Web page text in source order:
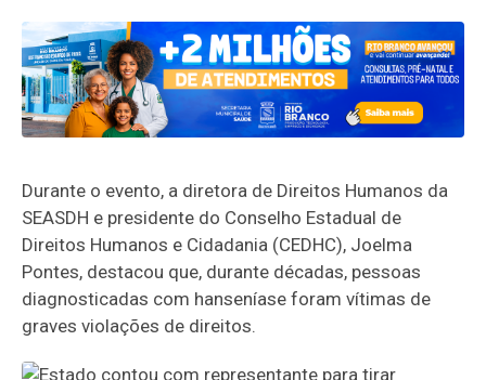
Durante o evento, a diretora de Direitos Humanos da
SEASDH e presidente do Conselho Estadual de
Direitos Humanos e Cidadania (CEDHC), Joelma
Pontes, destacou que, durante décadas, pessoas
diagnosticadas com hanseníase foram vítimas de
graves violações de direitos.